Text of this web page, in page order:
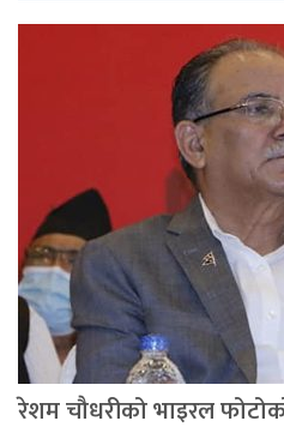
रेशम चौधरीको भाइरल